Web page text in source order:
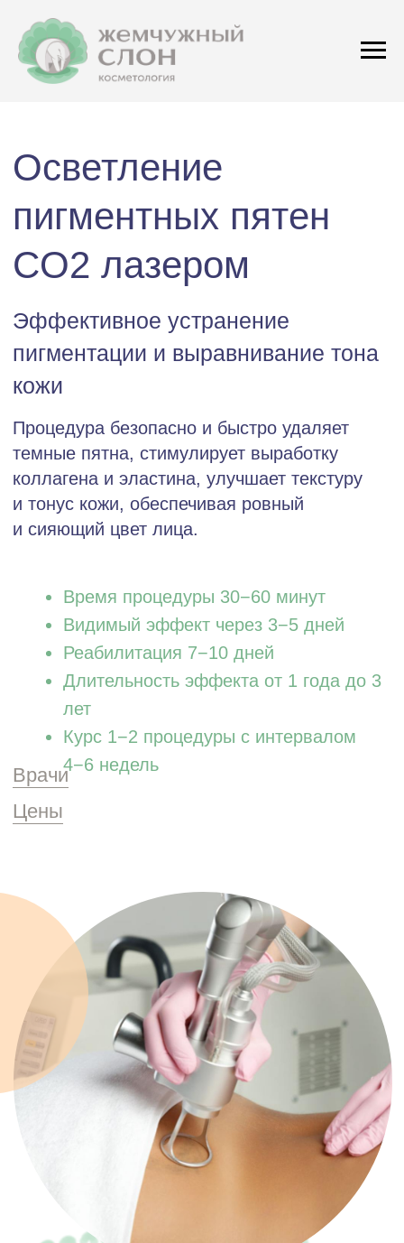
Эффективное устранение
пигментации и выравнивание тона
кожи
пигментных пятен
CO2 лазером
темные пятна, стимулирует выработку
и тонус кожи, обеспечивая ровный
и сияющий цвет лица.
Время процедуры 30−60 минут
Реабилитация 7−10 дней
Длительность эффекта от 1 года до 3
лет
Курс 1−2 процедуры с интервалом
Запись на прием
Заполните форму и мы свяжемся
с вами в ближайшее рабочее время
Клиника на Маршала Жукова, 156
Ежедневно с 9:00 до 20:00